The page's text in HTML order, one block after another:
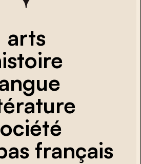
arts
français